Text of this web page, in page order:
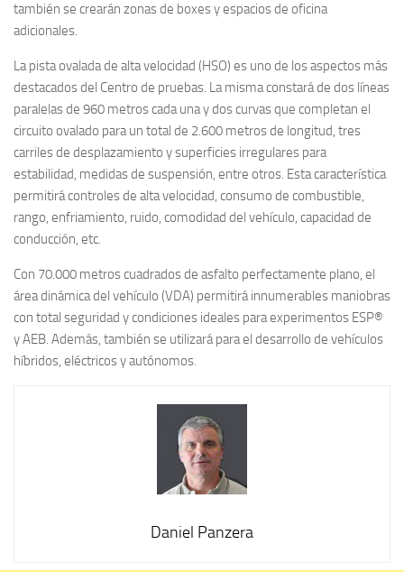
también se crearán zonas de boxes y espacios de oficina
adicionales.
La pista ovalada de alta velocidad (HSO) es uno de los aspectos más
destacados del Centro de pruebas. La misma constará de dos líneas
paralelas de 960 metros cada una y dos curvas que completan el
circuito ovalado para un total de 2.600 metros de longitud, tres
carriles de desplazamiento y superficies irregulares para
estabilidad, medidas de suspensión, entre otros. Esta característica
permitirá controles de alta velocidad, consumo de combustible,
rango, enfriamiento, ruido, comodidad del vehículo, capacidad de
conducción, etc.
Con 70.000 metros cuadrados de asfalto perfectamente plano, el
área dinámica del vehículo (VDA) permitirá innumerables maniobras
con total seguridad y condiciones ideales para experimentos ESP®
y AEB. Además, también se utilizará para el desarrollo de vehículos
híbridos, eléctricos y autónomos.
Daniel Panzera